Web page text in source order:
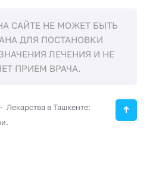
САЙТЕ НЕ МОЖЕТ БЫТЬ
ДЛЯ ПОСТАНОВКИ
ЛЕЧЕНИЯ И НЕ
ПРИЕМ ВРАЧА.
Лекарства в Ташкенте: